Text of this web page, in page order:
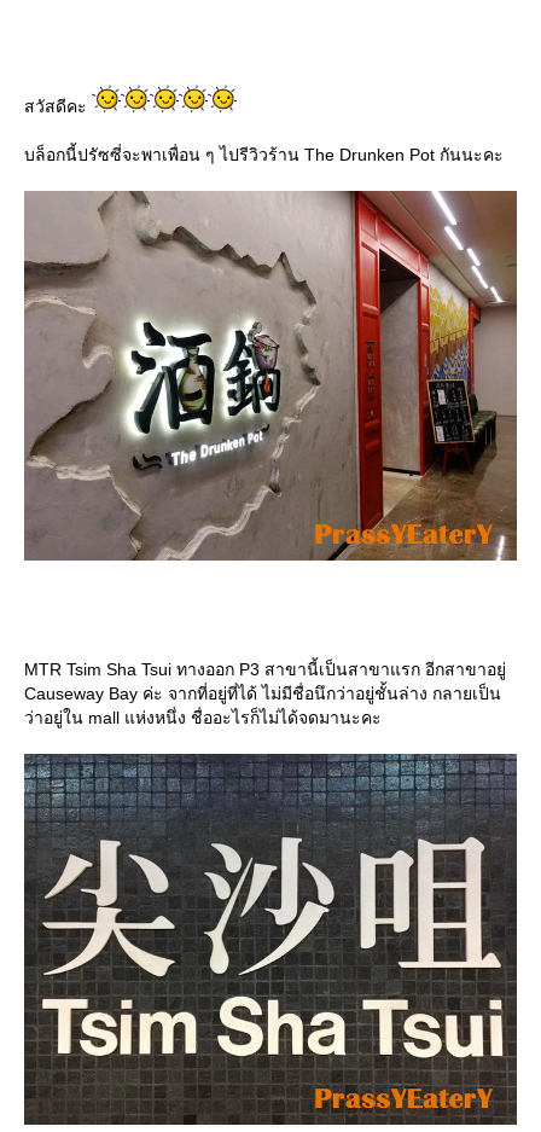
สวัสดีคะ
บล็อกนี้ปรัซซี่จะพาเพื่อน ๆ ไปรีวิวร้าน The Drunken Pot กันนะคะ
MTR Tsim Sha Tsui ทางออก P3 สาขานี้เป็นสาขาแรก อีกสาขาอยู่
Causeway Bay ค่ะ จากที่อยู่ที่ได้ ไม่มีชื่อนึกว่าอยู่ชั้นล่าง กลายเป็น
ว่าอยู่ใน mall แห่งหนึ่ง ชื่ออะไรก็ไม่ได้จดมานะคะ